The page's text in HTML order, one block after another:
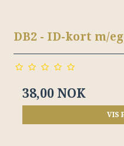
DB2 - ID-kort m/
38,00 NOK
VIS